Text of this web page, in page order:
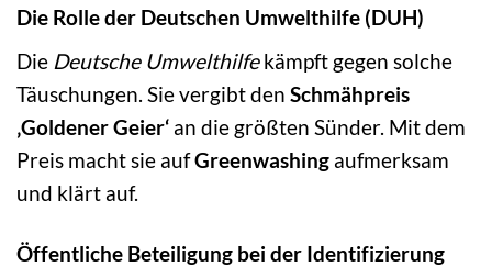
Die Rolle der Deutschen Umwelthilfe (DUH)
Die Deutsche Umwelthilfekämpft gegen solche
Täuschungen. Sie vergibt den Schmähpreis
‚Goldener Geier‘ an die größten Sünder. Mit dem
Preis macht sie aufGreenwashing aufmerksam
und klärt auf.
Öffentliche Beteiligung bei der Identifizierung